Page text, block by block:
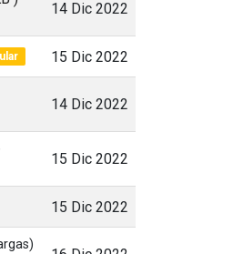
14 Dic 2022
15 Dic 2022
14 Dic 2022
15 Dic 2022
15 Dic 2022